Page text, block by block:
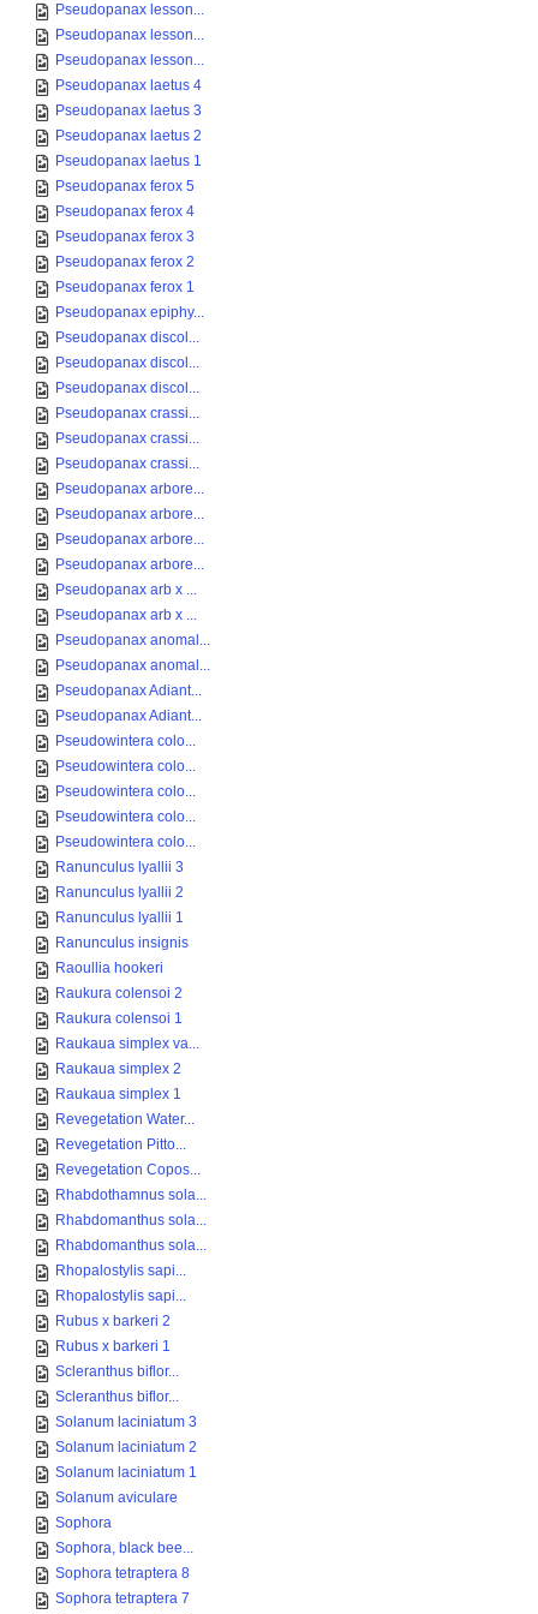
Pseudopanax lesson...
Pseudopanax lesson...
Pseudopanax lesson...
Pseudopanax laetus 4
Pseudopanax laetus 3
Pseudopanax laetus 2
Pseudopanax laetus 1
Pseudopanax ferox 5
Pseudopanax ferox 4
Pseudopanax ferox 3
Pseudopanax ferox 2
Pseudopanax ferox 1
Pseudopanax epiphy...
Pseudopanax discol...
Pseudopanax discol...
Pseudopanax discol...
Pseudopanax crassi...
Pseudopanax crassi...
Pseudopanax crassi...
Pseudopanax arbore...
Pseudopanax arbore...
Pseudopanax arbore...
Pseudopanax arbore...
Pseudopanax arb x ...
Pseudopanax arb x ...
Pseudopanax anomal...
Pseudopanax anomal...
Pseudopanax Adiant...
Pseudopanax Adiant...
Pseudowintera colo...
Pseudowintera colo...
Pseudowintera colo...
Pseudowintera colo...
Pseudowintera colo...
Ranunculus lyallii 3
Ranunculus lyallii 2
Ranunculus lyallii 1
Ranunculus insignis
Raoullia hookeri
Raukura colensoi 2
Raukura colensoi 1
Raukaua simplex va...
Raukaua simplex 2
Raukaua simplex 1
Revegetation Water...
Revegetation Pitto...
Revegetation Copos...
Rhabdothamnus sola...
Rhabdomanthus sola...
Rhabdomanthus sola...
Rhopalostylis sapi...
Rhopalostylis sapi...
Rubus x barkeri 2
Rubus x barkeri 1
Scleranthus biflor...
Scleranthus biflor...
Solanum laciniatum 3
Solanum laciniatum 2
Solanum laciniatum 1
Solanum aviculare
Sophora
Sophora, black bee...
Sophora tetraptera 8
Sophora tetraptera 7